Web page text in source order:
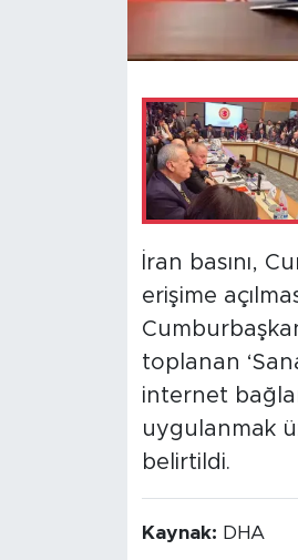
İran basını,
erişime
toplanan
internet
uygulanmak
belirtildi.
Kaynak: DHA